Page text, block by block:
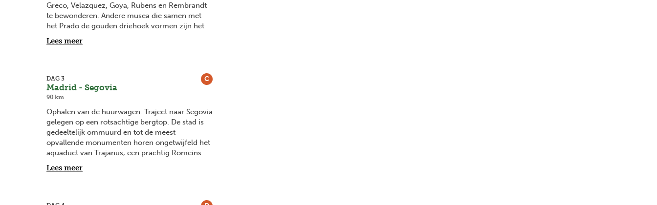
Greco, Velazquez, Goya, Rubens en Rembrandt
te bewonderen. Andere musea die samen met
het Prado de gouden driehoek vormen zijn het
‘Museo Thyssen-Bornemisza’ en het ‘Museo
Reina Sofia’, het museum voor hedendaagse en
over? Kom even tot rust in het ‘Retiropark, een
stille oase in het bruisende Madrid.
Lees meer
C
DAG 3
Madrid - Segovia
90 km
Ophalen van de huurwagen. Traject naar Segovia
gelegen op een rotsachtige bergtop. De stad is
gedeeltelijk ommuurd en tot de meest
opvallende monumenten horen ongetwijfeld het
aquaduct van Trajanus, een prachtig Romeins
bouwwerk bestaande uit 160 bogen en
monumentale granieten blokken en het
Lees meer